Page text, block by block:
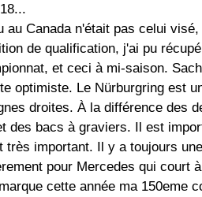
Canada n'était pas celui
de qualification, j'ai pu
et ceci à mi-saison.
optimiste. Le Nürburgring est
droites. À la différence des
des bacs à graviers. Il est
important. Il y a toujours
pour Mercedes qui court
cette année ma 150eme